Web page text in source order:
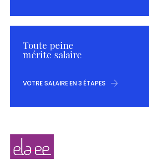
Toute peine
mérite salaire
VOTRE SALAIRE EN 3 ÉTAPES
Navigation
secondaire
Elaee